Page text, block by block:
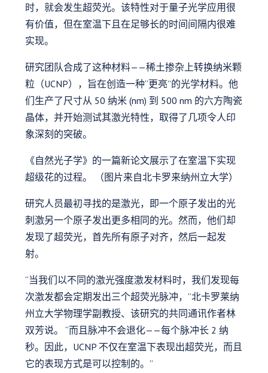
时，就会发生超荧光。该特性对于量子光学应用很
有价值，但在室温下且在足够长的时间间隔内很难
实现。
研究团队合成了这种材料——稀土掺杂上转换纳米颗
粒（UCNP），旨在创造一种“更亮”的光学材料。他
们生产了尺寸从 50 纳米 (nm) 到 500 nm 的六方陶瓷
晶体，并开始测试其激光特性，取得了几项令人印
象深刻的突破。
《自然光子学》的一篇新论文展示了在室温下实现
超级花的过程。 （图片来自北卡罗来纳州立大学）
研究人员最初寻找的是激光，即一个原子发出的光
刺激另一个原子发出更多相同的光。然而，他们却
发现了超荧光，首先所有原子对齐，然后一起发
射。
“当我们以不同的激光强度激发材料时，我们发现每
次激发都会定期发出三个超荧光脉冲，”北卡罗莱纳
州立大学物理学副教授、该研究的共同通讯作者林
双芳说。 “而且脉冲不会退化——每个脉冲长 2 纳
秒。因此，UCNP 不仅在室温下表现出超荧光，而且
它的表现方式是可以控制的。”